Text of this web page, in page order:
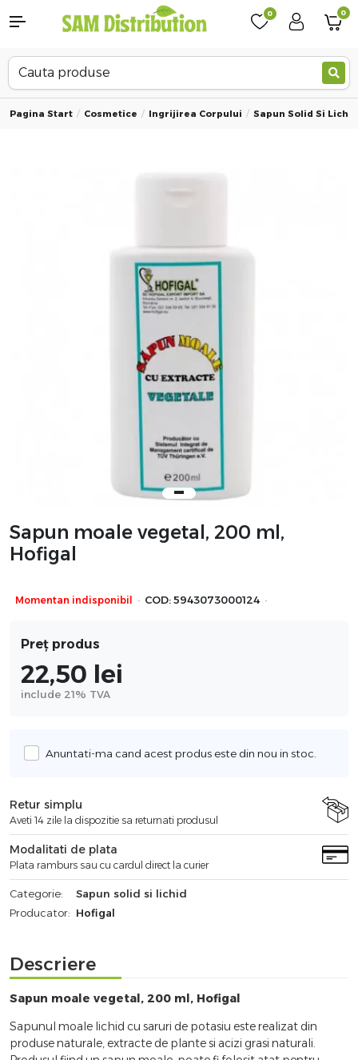
0 0
Pagina Start Cosmetice Ingrijirea Corpului Sapun Solid Si Lichid
Sapun moale vegetal, 200 ml,
Hofigal
Momentan indisponibil · COD: 5943073000124 ·
Preț produs
22,50 lei
include 21% TVA
Anuntati-ma cand acest produs este din nou in stoc.
Retur simplu
Aveti 14 zile la dispozitie sa returnati produsul
Modalitati de plata
Plata ramburs sau cu cardul direct la curier
Categorie:
Sapun solid si lichid
Producator: Hofigal
Descriere
Sapun moale vegetal, 200 ml, Hofigal
Sapunul moale lichid cu saruri de potasiu este realizat din
produse naturale, extracte de plante si acizi grasi naturali.